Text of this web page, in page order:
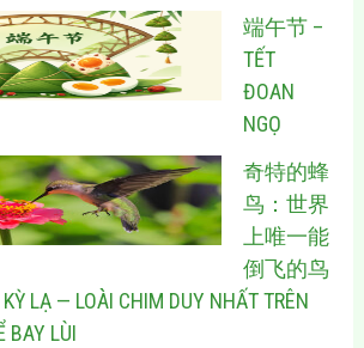
端午节 –
TẾT
ĐOAN
NGỌ
奇特的蜂
鸟：世界
上唯一能
倒飞的鸟
LẠ — LOÀI CHIM DUY NHẤT TRÊN
BAY LÙI